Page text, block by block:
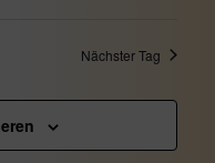
Nächster Tag